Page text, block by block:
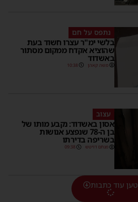
נתפס על חם
בלשי ימ"ר עצרו חשוד בעת
שהוציא אקדח ממקום מסתור
באשדוד
משה קאהן 10:38
עצוב
אסון באשדוד: נקבע מותו של
בן ה-78 שנפצע אנושות
בשריפה בדירתו
מנחם דויטש 09:38
טען עוד כתבות